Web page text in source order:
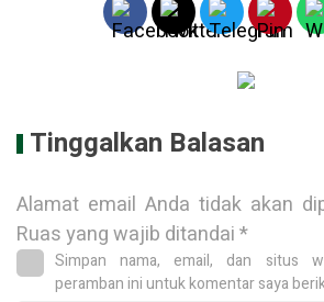
Tinggalkan Balasan
Alamat email Anda tidak akan
Ruas yang wajib ditandai*
Simpan nama, email, dan situs
peramban ini untuk komentar saya